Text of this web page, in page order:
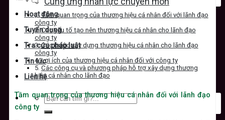
Hoạt động
Tuyển dụng
Tra cứu pháp luật
Tin tức
Liên hệ
Tầm quan trọng của thương hiệu cá nhân đối với lãnh đạo
công ty
Các yếu tố tạo nên thương hiệu cá nhân cho lãnh đạo
công ty
Các bước xây dựng thương hiệu cá nhân cho lãnh đạo
công ty
Lợi ích của thương hiệu cá nhân đối với công ty
Các công cụ và phương pháp hỗ trợ xây dựng thương
hiệu cá nhân cho lãnh đạo
Tầm quan trọng của thương hiệu cá nhân đối với lãnh đạo
công ty